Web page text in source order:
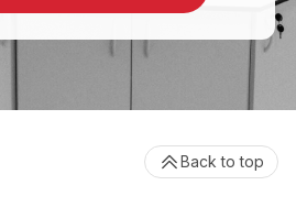
Back to top